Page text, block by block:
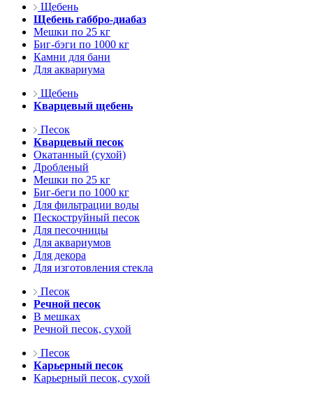
Щебень
Щебень габбро-диабаз
Мешки по 25 кг
Биг-бэги по 1000 кг
Камни для бани
Для аквариума
Щебень
Кварцевый щебень
Песок
Кварцевый песок
Окатанный (сухой)
Дробленый
Мешки по 25 кг
Биг-беги по 1000 кг
Для фильтрации воды
Пескоструйный песок
Для песочницы
Для аквариумов
Для декора
Для изготовления стекла
Песок
Речной песок
В мешках
Речной песок, сухой
Песок
Карьерный песок
Карьерный песок, сухой